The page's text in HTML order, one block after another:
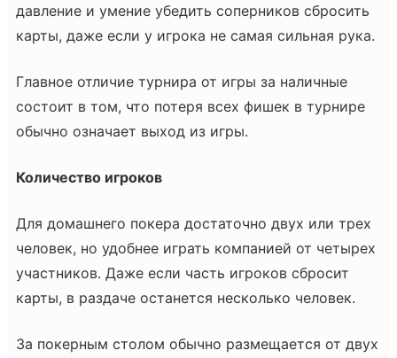
давление и умение убедить соперников сбросить
карты, даже если у игрока не самая сильная рука.
Главное отличие турнира от игры за наличные
состоит в том, что потеря всех фишек в турнире
обычно означает выход из игры.
Количество игроков
Для домашнего покера достаточно двух или трех
человек, но удобнее играть компанией от четырех
участников. Даже если часть игроков сбросит
карты, в раздаче останется несколько человек.
За покерным столом обычно размещается от двух